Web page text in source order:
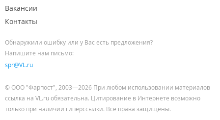
Вакансии
Контакты
Обнаружили ошибку или у Вас есть предложения?
Напишите нам письмо:
spr@VL.ru
© ООО "Фарпост", 2003—2026 При любом использовании материалов
ссылка на VL.ru обязательна. Цитирование в Интернете возможно
только при наличии гиперссылки. Все права защищены.